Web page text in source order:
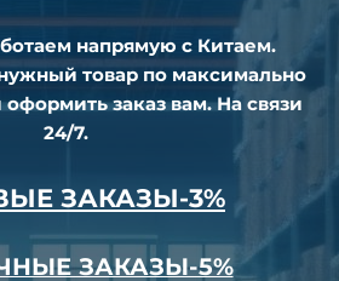
напрямую с Китаем.
товар по максимально
заказ вам. На связи
24/7.
ЗАКАЗЫ-3%
ЗАКАЗЫ-5%